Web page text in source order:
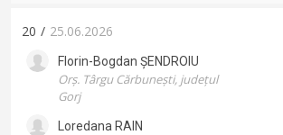
20 / 25.06.2026
Florin-Bogdan ȘENDROIU
Orș. Târgu Cărbunești, județul
Gorj
Loredana RAIN